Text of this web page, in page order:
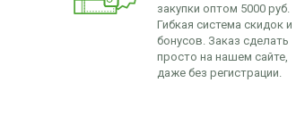
закупки оптом 5000 руб.
Гибкая система скидок и
бонусов. Заказ сделать
просто на нашем сайте,
даже без регистрации.